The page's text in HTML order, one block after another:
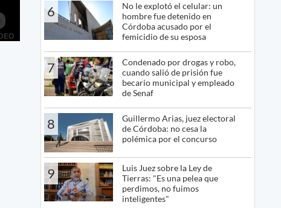
6
No le explotó el celular: un
hombre fue detenido en
Córdoba acusado por el
femicidio de su esposa
7
Condenado por drogas y robo,
cuando salió de prisión fue
becario municipal y empleado
de Senaf
8
Guillermo Arias, juez electoral
de Córdoba: no cesa la
polémica por el concurso
9
Luis Juez sobre la Ley de
Tierras: "Es una pelea que
perdimos, no fuimos
inteligentes"